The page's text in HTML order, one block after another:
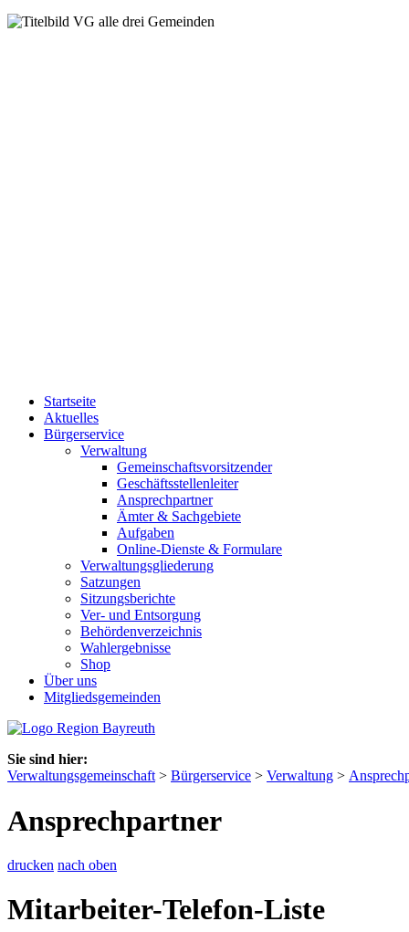
Startseite
Aktuelles
Bürgerservice
Verwaltung
Gemeinschaftsvorsitzender
Geschäftsstellenleiter
Ansprechpartner
Ämter & Sachgebiete
Aufgaben
Online-Dienste & Formulare
Verwaltungsgliederung
Satzungen
Sitzungsberichte
Ver- und Entsorgung
Behördenverzeichnis
Wahlergebnisse
Shop
Über uns
Mitgliedsgemeinden
Sie sind hier:
Verwaltungsgemeinschaft > Bürgerservice > Verwaltung >
Ansprechpartner
drucken nach oben
Mitarbeiter-Telefon-Liste